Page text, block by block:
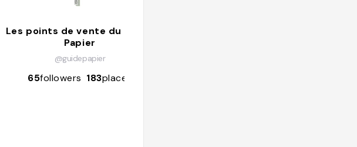
Les points de vente du Guide
Papier
@guidepapier
65followers 183places